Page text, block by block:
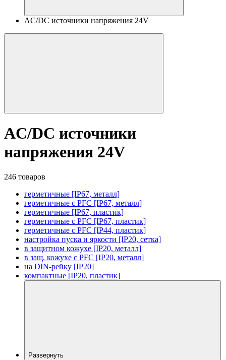
AC/DC источники напряжения 24V
AC/DC источники
напряжения 24V
246 товаров
герметичные [IP67, металл]
герметичные с PFC [IP67, металл]
герметичные [IP67, пластик]
герметичные с PFC [IP67, пластик]
герметичные с PFC [IP44, пластик]
настройка пуска и яркости [IP20, сетка]
в защитном кожухе [IP20, металл]
в защ. кожухе с PFC [IP20, металл]
на DIN-рейку [IP20]
компактные [IP20, пластик]
Развернуть